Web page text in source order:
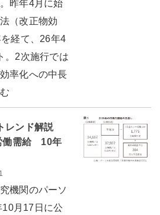
昨年4月に始
（改正物効
経て、26年4
。2次施行では
率化への中長
レンド解説
働需給 10年
機関のパーソ
月17日に公